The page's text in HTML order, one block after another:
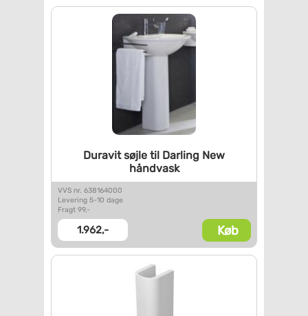
Duravit søjle til Darling New
håndvask
VVS nr. 638164000
Levering 5-10 dage
Fragt 99,-
1.962,- Køb